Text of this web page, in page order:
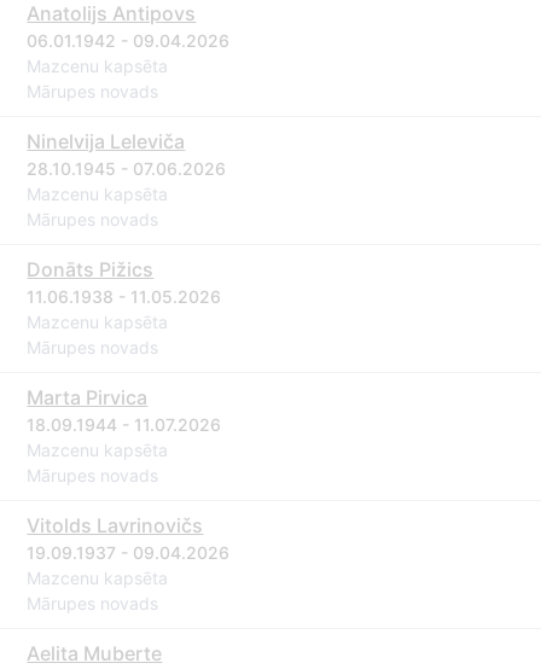
Anatolijs Antipovs
06.01.1942 - 09.04.2026
Mazcenu kapsēta
Mārupes novads
Ninelvija Leleviča
28.10.1945 - 07.06.2026
Mazcenu kapsēta
Mārupes novads
Donāts Pižics
11.06.1938 - 11.05.2026
Mazcenu kapsēta
Mārupes novads
Marta Pirvica
18.09.1944 - 11.07.2026
Mazcenu kapsēta
Mārupes novads
Vitolds Lavrinovičs
19.09.1937 - 09.04.2026
Mazcenu kapsēta
Mārupes novads
Aelita Muberte